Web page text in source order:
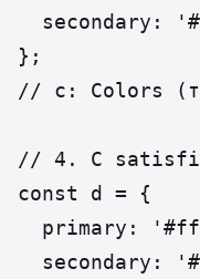
secondary:
};
// c: Colors
// 4. С satisfies
const d = {
primary:
secondary: